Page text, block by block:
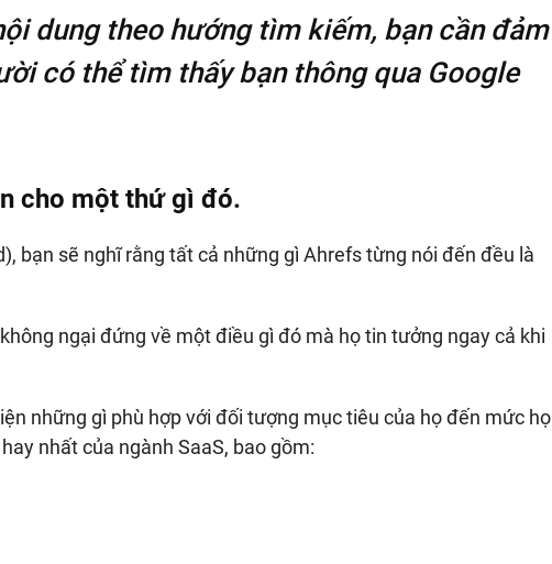
dung theo hướng tìm kiếm, bạn cần đảm
có thể tìm thấy bạn thông qua Google
cho một thứ gì đó.
bạn sẽ nghĩ rằng tất cả những gì Ahrefs từng nói đến đều là
ngại đứng về một điều gì đó mà họ tin tưởng ngay cả khi
những gì phù hợp với đối tượng mục tiêu của họ đến mức họ
hay nhất của ngành SaaS, bao gồm: